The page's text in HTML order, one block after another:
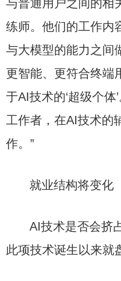
与普通用户之间的相
练师。他们的工作内
与大模型的能力之间
更智能、更符合终端
于AI技术的‘超级个
工作者，在AI技术的
作。”
就业结构将变化
AI技术是否会挤
此项技术诞生以来就